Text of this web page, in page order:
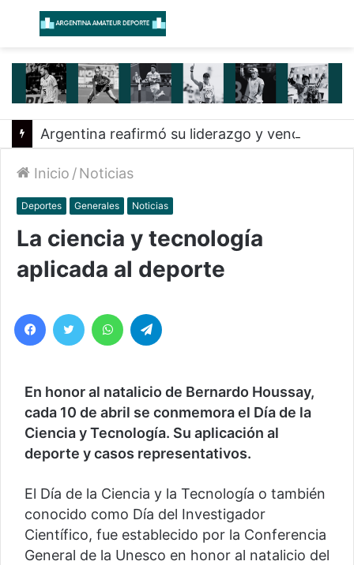
Menú
Inicio /Noticias
Deportes Generales Noticias
La ciencia y tecnología
aplicada al deporte
Facebook
Twitter WhatsApp
En honor al natalicio de Bernardo Houssay,
cada 10 de abril se conmemora el Día de la
Ciencia y Tecnología. Su aplicación al
deporte y casos representativos.
El Día de la Ciencia y la Tecnología o también
conocido como Día del Investigador
Científico, fue establecido por la Conferencia
General de la Unesco en honor al natalicio del